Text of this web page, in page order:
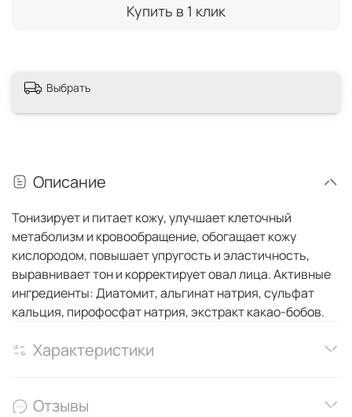
Купить в 1 клик
Выбрать
Описание
Тонизирует и питает кожу, улучшает клеточный
метаболизм и кровообращение, обогащает кожу
кислородом, повышает упругость и эластичность,
выравнивает тон и корректирует овал лица. Активные
ингредиенты: Диатомит, альгинат натрия, сульфат
кальция, пирофосфат натрия, экстракт какао-бобов.
Характеристики
Отзывы